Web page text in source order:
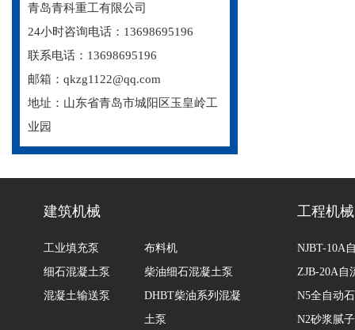
青岛青科重工有限公司
24小时咨询电话：13698695196
联系电话：13698695196
邮箱：qkzg1122@qq.com
地址：山东省青岛市城阳区玉皇岭工
业园
建筑机械
工业填充泵
布料机
细石混凝土泵
柴油细石混凝土泵
混凝土输送泵
DHBT柴油系列混凝
土泵
工程机械
NJBT-10A
ZJB-20A自
N5全自动
N2砂浆腻